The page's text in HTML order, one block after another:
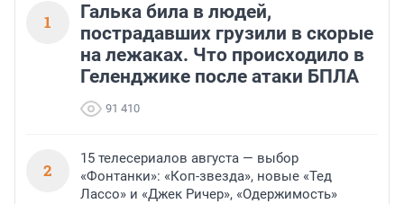
1
Галька била в людей,
пострадавших грузили в скорые
на лежаках. Что происходило в
Геленджике после атаки БПЛА
91 410
2
15 телесериалов августа — выбор
«Фонтанки»: «Коп-звезда», новые «Тед
Лассо» и «Джек Ричер», «Одержимость»